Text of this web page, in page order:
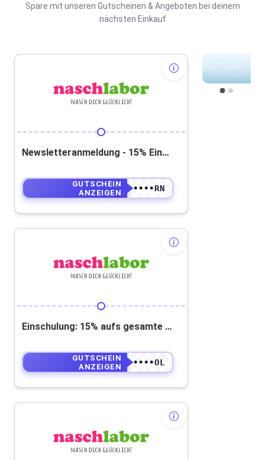
Spare mit unseren Gutscheinen & Angeboten bei deinem
nächsten Einkauf
Newsletteranmeldung - 15% Einkaufs-Gutschein!
GUTSCHEIN
ANZEIGEN••••••••••RN
Einschulung: 15% aufs gesamte Sortiment
GUTSCHEIN
ANZEIGEN••••••••••OL